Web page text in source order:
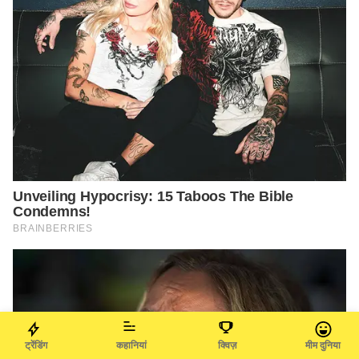
ट्रेंडिंग कहानियां क्विज़ मीम दुनिया